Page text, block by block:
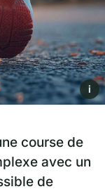
i
course de
avec un
de